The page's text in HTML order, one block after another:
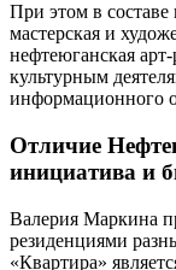
При этом в
мастерская и
нефтеюганская
культурным
информационного
Отличие
инициатива и
Валерия Маркина
резиденциями
«Квартира»